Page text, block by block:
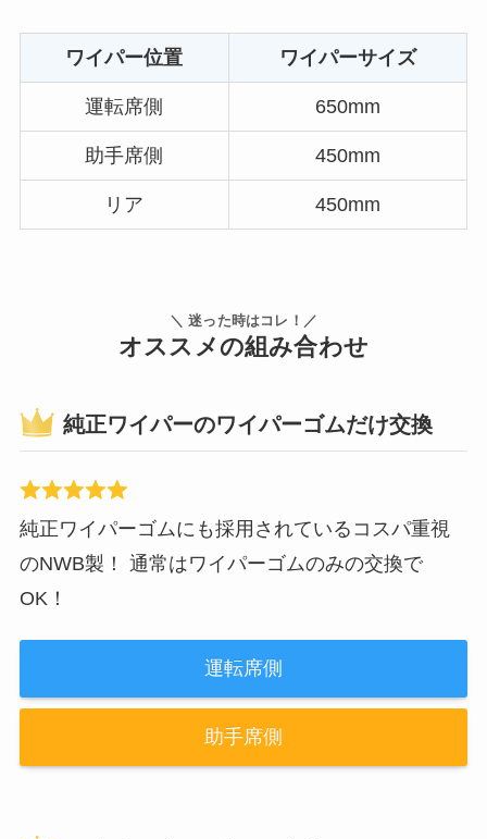
ワイパー位置 ワイパーサイズ
運転席側 650mm
助手席側 450mm
リア 450mm
＼ 迷った時はコレ！／
オススメの組み合わせ
純正ワイパーのワイパーゴムだけ交換
純正ワイパーゴムにも採用されているコスパ重視
のNWB製！ 通常はワイパーゴムのみの交換で
OK！
運転席側
助手席側